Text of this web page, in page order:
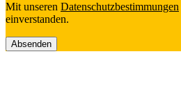
Mit unseren Daten­schutz­be­stim­mun­gen
einverstanden.